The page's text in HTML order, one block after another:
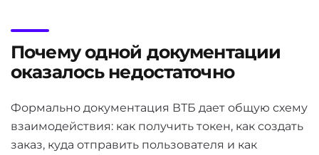
Почему одной документации
оказалось недостаточно
Формально документация ВТБ дает общую схему
взаимодействия: как получить токен, как создать
заказ, куда отправить пользователя и как